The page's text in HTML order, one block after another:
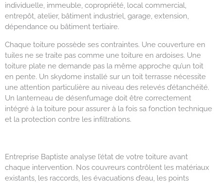
individuelle, immeuble, copropriété, local commercial,
entrepôt, atelier, bâtiment industriel, garage, extension,
dépendance ou bâtiment tertiaire.
Chaque toiture possède ses contraintes. Une couverture en
tuiles ne se traite pas comme une toiture en ardoises. Une
toiture plate ne demande pas la même approche qu’un toit
en pente. Un skydome installé sur un toit terrasse nécessite
une attention particulière au niveau des relevés d’étanchéité.
Un lanterneau de désenfumage doit être correctement
intégré à la toiture pour assurer à la fois sa fonction technique
et la protection contre les infiltrations.
Entreprise Baptiste analyse l’état de votre toiture avant
chaque intervention. Nos couvreurs contrôlent les matériaux
existants, les raccords, les évacuations d’eau, les points